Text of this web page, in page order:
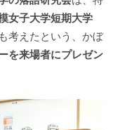
女子大学短期大学
考えたという、かぼ
を来場者にプレゼン